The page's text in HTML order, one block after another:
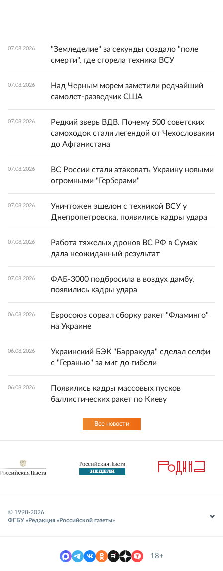
07.08.2026
"Земледелие" за секунды создало "поле
смерти", где сгорела техника ВСУ
07.08.2026
Над Черным морем заметили редчайший
самолет-разведчик США
07.08.2026
Редкий зверь ВДВ. Почему 500 советских
самоходок стали легендой от Чехословакии
до Афганистана
07.08.2026
ВС России стали атаковать Украину новыми
огромными "Герберами"
07.08.2026
Уничтожен эшелон с техникой ВСУ у
Днепропетровска, появились кадры удара
07.08.2026
Работа тяжелых дронов ВС РФ в Сумах
дала неожиданный результат
07.08.2026
ФАБ-3000 подбросила в воздух дамбу,
появились кадры удара
06.08.2026
Евросоюз сорвал сборку ракет "Фламинго"
на Украине
06.08.2026
Украинский БЭК "Барракуда" сделал селфи
с "Геранью" за миг до гибели
06.08.2026
Появились кадры массовых пусков
баллистических ракет по Киеву
Все новости
© 1998-2026
ФГБУ «Редакция «Российской газеты»
18+